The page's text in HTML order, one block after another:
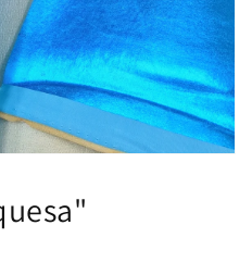
dans
la
vue
de
la
galerie